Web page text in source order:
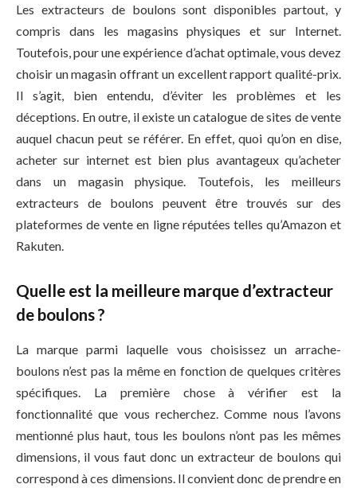
Les extracteurs de boulons sont disponibles partout, y
compris dans les magasins physiques et sur Internet.
Toutefois, pour une expérience d’achat optimale, vous devez
choisir un magasin offrant un excellent rapport qualité-prix.
Il s’agit, bien entendu, d’éviter les problèmes et les
déceptions. En outre, il existe un catalogue de sites de vente
auquel chacun peut se référer. En effet, quoi qu’on en dise,
acheter sur internet est bien plus avantageux qu’acheter
dans un magasin physique. Toutefois, les meilleurs
extracteurs de boulons peuvent être trouvés sur des
plateformes de vente en ligne réputées telles qu’Amazon et
Rakuten.
Quelle est la meilleure marque d’extracteur
de boulons ?
La marque parmi laquelle vous choisissez un arrache-
boulons n’est pas la même en fonction de quelques critères
spécifiques. La première chose à vérifier est la
fonctionnalité que vous recherchez. Comme nous l’avons
mentionné plus haut, tous les boulons n’ont pas les mêmes
dimensions, il vous faut donc un extracteur de boulons qui
correspond à ces dimensions. Il convient donc de prendre en